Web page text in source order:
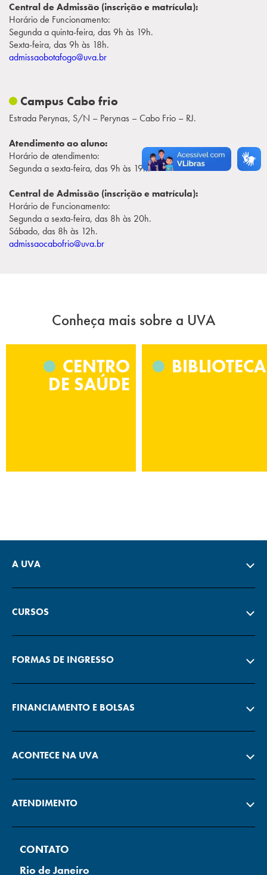
Central de Admissão (inscrição e matrícula):
Horário de Funcionamento:
Segunda a quinta-feira, das 9h às 19h.
Sexta-feira, das 9h às 18h.
admissaobotafogo@uva.br
Campus Cabo frio
Estrada Perynas, S/N – Perynas – Cabo Frio – RJ.
Atendimento ao aluno:
Horário de atendimento:
Segunda a sexta-feira, das 9h às 19h.
Central de Admissão (inscrição e matrícula):
Horário de Funcionamento:
Segunda a sexta-feira, das 8h às 20h.
Sábado, das 8h às 12h.
admissaocabofrio@uva.br
Conheça mais sobre a UVA
CENTRO
DE SAÚDE
BIBLIOTECA
A UVA
CURSOS
FORMAS DE INGRESSO
FINANCIAMENTO E BOLSAS
ACONTECE NA UVA
ATENDIMENTO
CONTATO
Rio de Janeiro